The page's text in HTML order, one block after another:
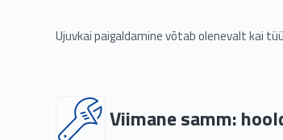
Ujuvkai paigaldamine võtab olenevalt kai
Viimane samm: